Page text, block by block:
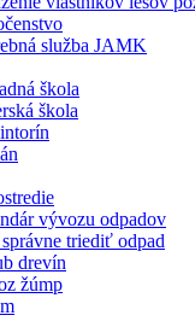
služba JAMK
škola
škola
vývozu odpadov
triediť odpad
drevín
žúmp